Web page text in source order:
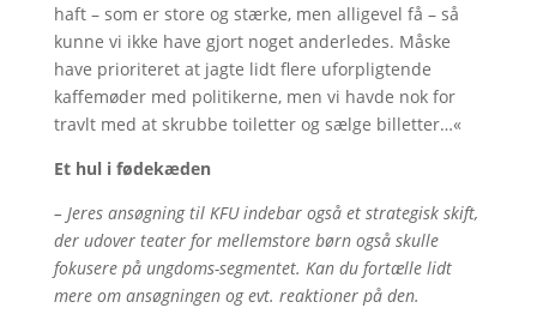
haft – som er store og stærke, men alligevel få – så
kunne vi ikke have gjort noget anderledes. Måske
have prioriteret at jagte lidt flere uforpligtende
kaffemøder med politikerne, men vi havde nok for
travlt med at skrubbe toiletter og sælge billetter…«
Et hul i fødekæden
– Jeres ansøgning til KFU indebar også et strategisk skift,
der udover teater for mellemstore børn også skulle
fokusere på ungdoms-segmentet. Kan du fortælle lidt
mere om ansøgningen og evt. reaktioner på den.